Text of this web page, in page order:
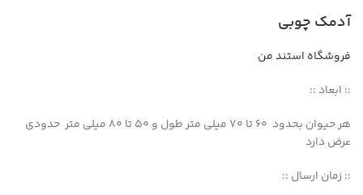
آدمک چوبی
فروشگاه استند من
:: ابعاد ::
هر حیوان بحدود 60 تا 70 میلی متر طول و 50 تا 80 میلی متر حدودی
عرض دارد
:: زمان ارسال ::